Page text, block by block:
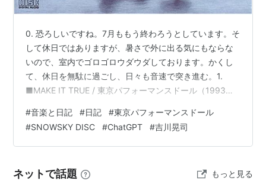
0. 恐ろしいですね。7月ももう終わろうとしています。そ
して休日ではありますが、暑さで外に出る気にもならな
いので、室内でゴロゴロウダウダしております。かくし
て、休日を無駄に過ごし、日々も音速で突き進む。1.
■MAKE IT TRUE / 東京パフォーマンスドール（1993）
も分からないほどに聴きまくっているのに聴き飽きてい
ない本作。今日もまたふと聴きたくなったので再生して
おります。ノンストップスタイルで展開されるダンスチ
な感覚が何度聴いてもたまらないのですよね。ほぼリア
#音楽と日記 #日記 #東京パフォーマンスドール
#SNOWSKY DISC #ChatGPT #吉川晃司
ネットで話題 もっと見る